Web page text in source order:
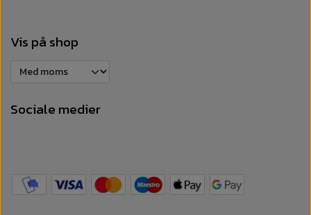
Vis på shop
Sociale medier